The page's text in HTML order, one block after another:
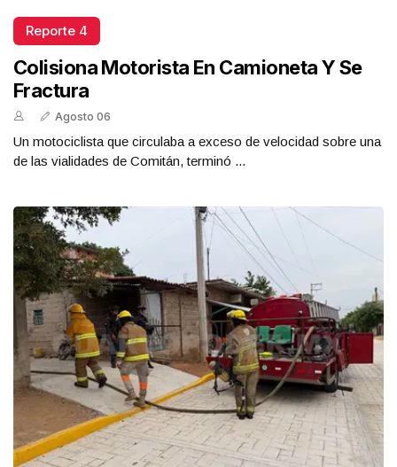
Reporte 4
Colisiona Motorista En Camioneta Y Se
Fractura
Agosto 06
Un motociclista que circulaba a exceso de velocidad sobre una
de las vialidades de Comitán, terminó ...